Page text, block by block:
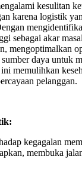
kesulitan
karena logistik
sebagai akar
mengoptimalkan
daya untuk
memulihkan
pelanggan.
kegagalan
membuka